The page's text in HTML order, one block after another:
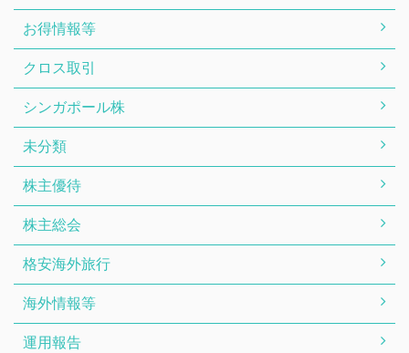
お得情報等
クロス取引
シンガポール株
未分類
株主優待
株主総会
格安海外旅行
海外情報等
運用報告